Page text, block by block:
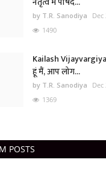
by T.R. Sanodiya Dec
1490
Kailash
हूं मैं, आप लोग...
by T.R. Sanodiya Dec
1369
POSTS